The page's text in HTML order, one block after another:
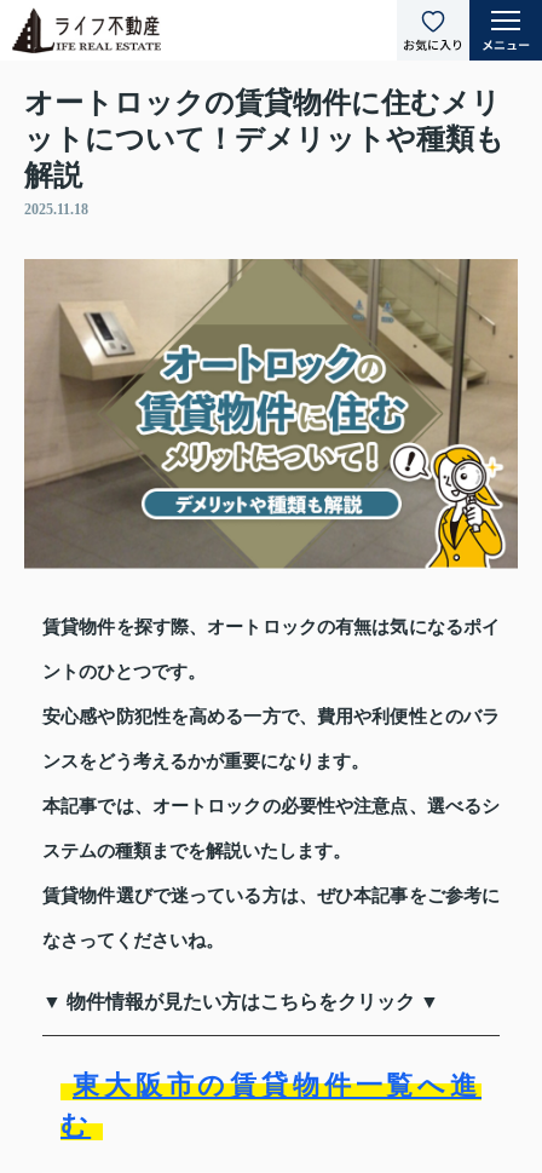
オートロックの賃貸物件に住むメリ
ットについて！デメリットや種類も
解説
2025.11.18
賃貸物件を探す際、オートロックの有無は気になるポイ
ントのひとつです。
安心感や防犯性を高める一方で、費用や利便性とのバラ
ンスをどう考えるかが重要になります。
本記事では、オートロックの必要性や注意点、選べるシ
ステムの種類までを解説いたします。
賃貸物件選びで迷っている方は、ぜひ本記事をご参考に
なさってくださいね。
▼ 物件情報が見たい方はこちらをクリック ▼
東大阪市の賃貸物件一覧へ進
む